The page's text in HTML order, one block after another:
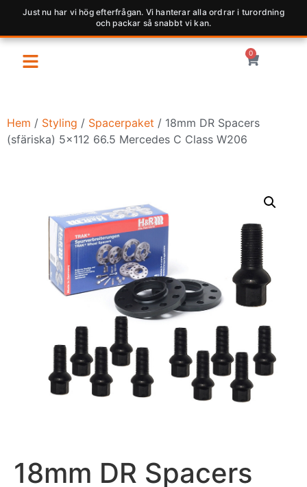
Just nu har vi hög efterfrågan. Vi hanterar alla ordrar i turordning
och packar så snabbt vi kan.
0
Hem / Styling / Spacerpaket / 18mm DR Spacers
(sfäriska) 5×112 66.5 Mercedes C Class W206
18mm DR Spacers